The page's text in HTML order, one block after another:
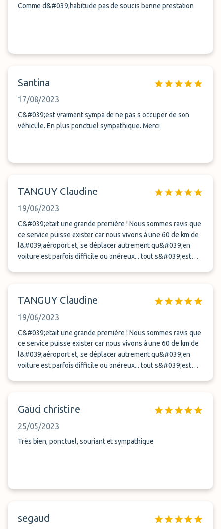
Comme d&#039;habitude pas de soucis bonne prestation
Santina
17/08/2023
C&#039;est vraiment sympa de ne pas s occuper de son
véhicule. En plus ponctuel sympathique. Merci
TANGUY Claudine
19/06/2023
C&#039;etait une grande première ! Nous sommes ravis que
ce service puisse exister car nous vivons à une 60 de km de
l&#039;aéroport et, se déplacer autrement qu&#039;en
voiture est parfois difficile ou onéreux... tout s&#039;est
correct, guère plus élevé que le parkingnlevplus éloigné. Un
TANGUY Claudine
19/06/2023
C&#039;etait une grande première ! Nous sommes ravis que
ce service puisse exister car nous vivons à une 60 de km de
l&#039;aéroport et, se déplacer autrement qu&#039;en
voiture est parfois difficile ou onéreux... tout s&#039;est
correct, guère plus élevé que le parkingnlevplus éloigné. Un
Gauci christine
25/05/2023
Très bien, ponctuel, souriant et sympathique
segaud